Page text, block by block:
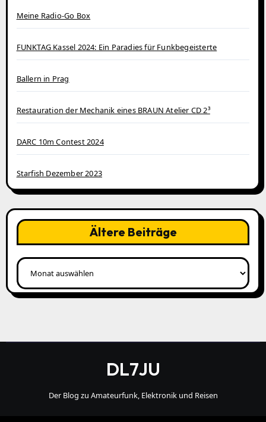
Meine Radio-Go Box
FUNKTAG Kassel 2024: Ein Paradies für Funkbegeisterte
Ballern in Prag
Restauration der Mechanik eines BRAUN Atelier CD 2³
DARC 10m Contest 2024
Starfish Dezember 2023
Ältere Beiträge
Ältere
Beiträge
DL7JU
Der Blog zu Amateurfunk, Elektronik und Reisen